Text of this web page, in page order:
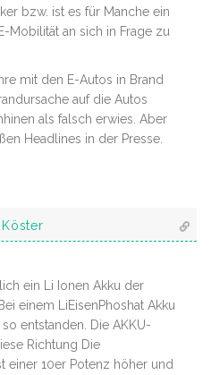
bzw. ist es für Manche ein
Mobilität an sich in Frage zu
mit den E-Autos in Brand
auf die Autos
als falsch erwies. Aber
Headlines in der Presse.
ein Li Ionen Akku der
einem LiEisenPhoshat Akku
entstanden. Die AKKU-
Richtung Die
einer 10er Potenz höher und